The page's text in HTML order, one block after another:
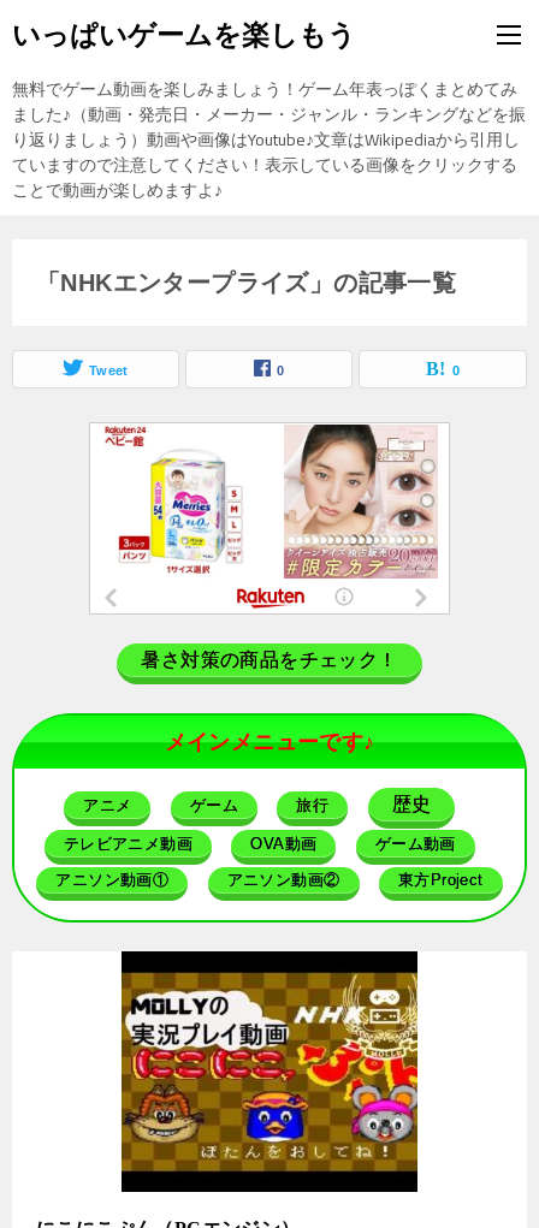
いっぱいゲームを楽しもう
無料でゲーム動画を楽しみましょう！ゲーム年表っぽくまとめてみ
ました♪（動画・発売日・メーカー・ジャンル・ランキングなどを振
り返りましょう）動画や画像はYoutube♪文章はWikipediaから引用し
ていますので注意してください！表示している画像をクリックする
ことで動画が楽しめますよ♪
「NHKエンタープライズ」の記事一覧
Tweet 0 0
暑さ対策の商品をチェック！
メインメニューです♪
アニメ ゲーム 旅行 歴史
テレビアニメ動画 OVA動画 ゲーム動画
アニソン動画① アニソン動画② 東方Project